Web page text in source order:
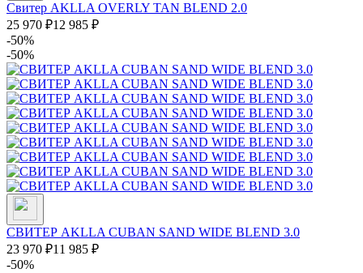
Свитер AKLLA OVERLY TAN BLEND 2.0
25 970 ₽12 985 ₽
-50%
-50%
СВИТЕР AKLLA CUBAN SAND WIDE BLEND 3.0
23 970 ₽11 985 ₽
-50%